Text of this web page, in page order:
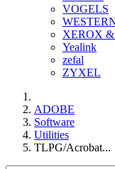
VOGELS
XEROX
Yealink
zefal
ZYXEL
ADOBE
Software
Utilities
TLPG/Acrobat...